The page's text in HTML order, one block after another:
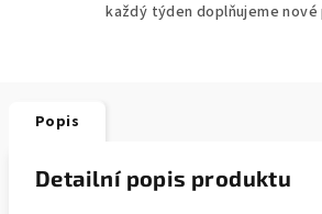
každý týden doplňujeme
Popis
Detailní popis produktu